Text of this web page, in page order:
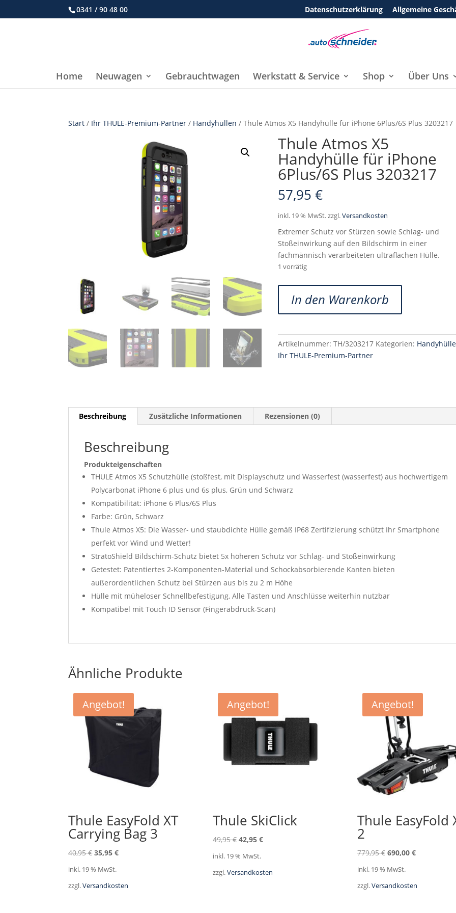
0341 / 90 48 00 Datenschutzerklärung Allgemeine
Home Neuwagen Gebrauchtwagen Werkstatt & Service Shop Über Uns
Start / Ihr THULE-Premium-Partner / Handyhüllen / Thule Atmos X5 Handyhülle für iPhone 6Plus/6S Plus 3203217
Thule Atmos X5
Handyhülle für iPhone
6Plus/6S Plus 3203217
57,95€
inkl. 19 % MwSt.zzgl.Versandkosten
Extremer Schutz vor Stürzen sowie Schlag- und
Stoßeinwirkung auf den Bildschirm in einer
fachmännisch verarbeiteten ultraflachen Hülle.
1 vorrätig
Atmos
X5
für
iPhone
6Plus/6S
In den Warenkorb
Artikelnummer:TH/3203217 Kategorien:
Ihr THULE-Premium-Partner
Beschreibung Zusätzliche Informationen Rezensionen (0)
Beschreibung
Produkteigenschaften
THULE Atmos X5 Schutzhülle (stoßfest, mit Displayschutz und Wasserfest (wasserfest) aus hochwertigem
Polycarbonat iPhone 6 plus und 6s plus, Grün und Schwarz
Kompatibilität: iPhone 6 Plus/6S Plus
Farbe: Grün, Schwarz
Thule Atmos X5: Die Wasser- und staubdichte Hülle gemäß IP68 Zertifizierung schützt Ihr Smartphone
perfekt vor Wind und Wetter!
StratoShield Bildschirm-Schutz bietet 5x höheren Schutz vor Schlag- und Stoßeinwirkung
Getestet: Patentiertes 2-Komponenten-Material und Schockabsorbierende Kanten bieten
außerordentlichen Schutz bei Stürzen aus bis zu 2 m Höhe
Hülle mit müheloser Schnellbefestigung, Alle Tasten und Anschlüsse weiterhin nutzbar
Kompatibel mit Touch ID Sensor (Fingerabdruck-Scan)
Ähnliche Produkte
Angebot!
Thule EasyFold XT
Carrying Bag 3
40,95€ Ursprünglicher
40,95 €
35,95€Aktueller
35,95 €.
inkl. 19 % MwSt.
zzgl.Versandkosten
Angebot!
Thule SkiClick
49,95€ Ursprünglicher
49,95 €
42,95 €Aktueller
42,95 €.
inkl. 19 % MwSt.
zzgl.Versandkosten
Angebot!
Thule EasyFold
2
779,95€ Ursprünglicher
779,95 €
690,00 €Aktueller
690,00 €.
inkl. 19 % MwSt.
zzgl.Versandkosten